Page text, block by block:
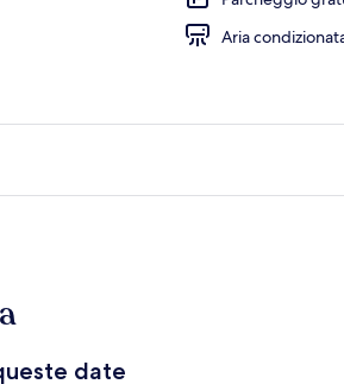
Aria
date